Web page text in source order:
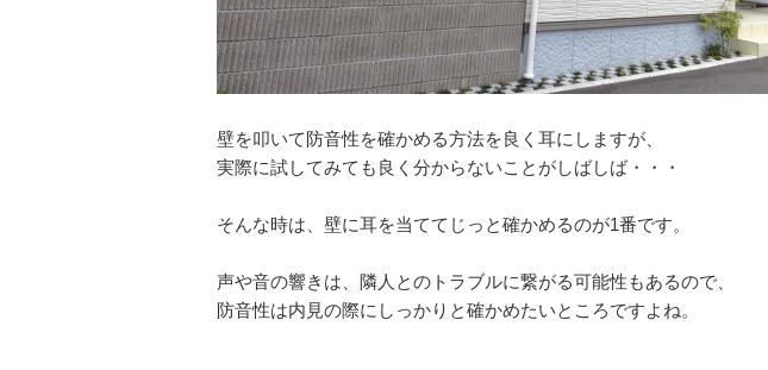
壁を叩いて防音性を確かめる方法を良く耳にしますが、
実際に試してみても良く分からないことがしばしば・・・
そんな時は、壁に耳を当ててじっと確かめるのが1番です。
声や音の響きは、隣人とのトラブルに繋がる可能性もあるので、
防音性は内見の際にしっかりと確かめたいところですよね。